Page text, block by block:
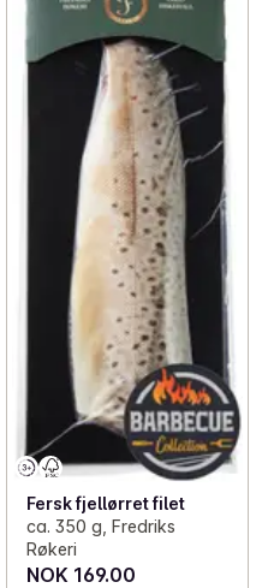
Fersk fjellørret filet
ca. 350 g, Fredriks
Røkeri
NOK 169.00